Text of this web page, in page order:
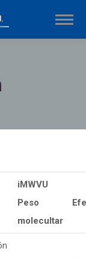
iMWVU
Peso
molecultar